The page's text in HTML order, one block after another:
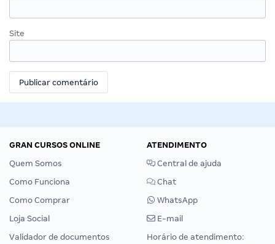
Site
GRAN CURSOS ONLINE
Quem Somos
Como Funciona
Como Comprar
Loja Social
Validador de documentos
ATENDIMENTO
Central de ajuda
Chat
WhatsApp
E-mail
Horário de atendimento: